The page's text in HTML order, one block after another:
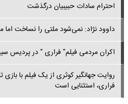
احترام سادات حبیبیان درگذشت
داوود نژاد: نمی‌شود ملتی را نساخت
اکران مردمی فیلم" فراری " در پردیس
روایت جهانگیر کوثری از یک فیلم با
فراری، استثنایی است